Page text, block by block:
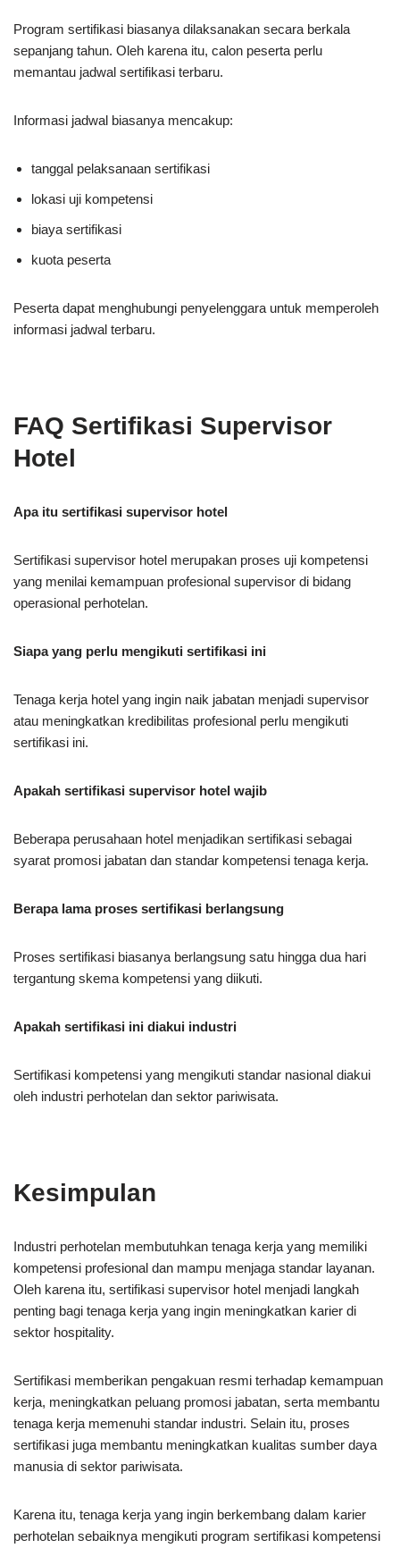
Program sertifikasi biasanya dilaksanakan secara berkala
sepanjang tahun. Oleh karena itu, calon peserta perlu
memantau jadwal sertifikasi terbaru.
Informasi jadwal biasanya mencakup:
tanggal pelaksanaan sertifikasi
lokasi uji kompetensi
biaya sertifikasi
kuota peserta
Peserta dapat menghubungi penyelenggara untuk memperoleh
informasi jadwal terbaru.
FAQ Sertifikasi Supervisor
Hotel
Apa itu sertifikasi supervisor hotel
Sertifikasi supervisor hotel merupakan proses uji kompetensi
yang menilai kemampuan profesional supervisor di bidang
operasional perhotelan.
Siapa yang perlu mengikuti sertifikasi ini
Tenaga kerja hotel yang ingin naik jabatan menjadi supervisor
atau meningkatkan kredibilitas profesional perlu mengikuti
sertifikasi ini.
Apakah sertifikasi supervisor hotel wajib
Beberapa perusahaan hotel menjadikan sertifikasi sebagai
syarat promosi jabatan dan standar kompetensi tenaga kerja.
Berapa lama proses sertifikasi berlangsung
Proses sertifikasi biasanya berlangsung satu hingga dua hari
tergantung skema kompetensi yang diikuti.
Apakah sertifikasi ini diakui industri
Sertifikasi kompetensi yang mengikuti standar nasional diakui
oleh industri perhotelan dan sektor pariwisata.
Kesimpulan
Industri perhotelan membutuhkan tenaga kerja yang memiliki
kompetensi profesional dan mampu menjaga standar layanan.
Oleh karena itu, sertifikasi supervisor hotel menjadi langkah
penting bagi tenaga kerja yang ingin meningkatkan karier di
sektor hospitality.
Sertifikasi memberikan pengakuan resmi terhadap kemampuan
kerja, meningkatkan peluang promosi jabatan, serta membantu
tenaga kerja memenuhi standar industri. Selain itu, proses
sertifikasi juga membantu meningkatkan kualitas sumber daya
manusia di sektor pariwisata.
Karena itu, tenaga kerja yang ingin berkembang dalam karier
perhotelan sebaiknya mengikuti program sertifikasi kompetensi